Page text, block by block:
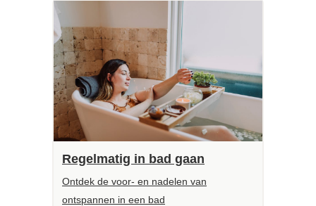
Regelmatig in bad gaan
Ontdek de voor- en nadelen van
ontspannen in een bad